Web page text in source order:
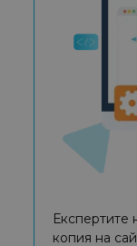
Експертите
копия на